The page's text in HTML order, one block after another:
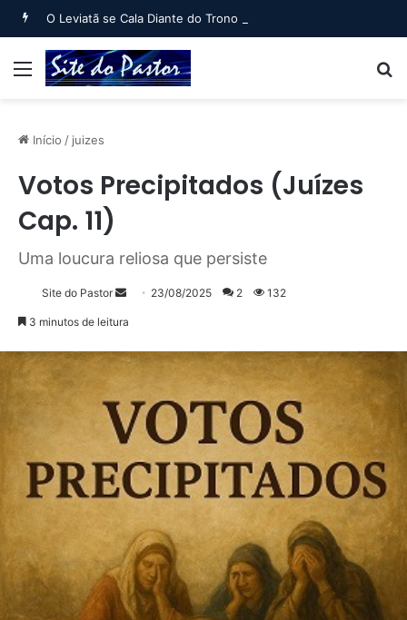
O Leviatã se Cala Diante do Trono (Jó 40:6 a Jó 41:34)
Menu
Início / juizes
Votos Precipitados (Juízes
Cap. 11)
Uma loucura reliosa que persiste
Site do Pastor
Mande
mail
23/08/2025 2 132
3 minutos de leitura